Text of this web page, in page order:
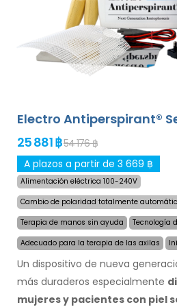
envío exprés a nivel
devolución de dinero en caso
Las intrucciones de uso estan
Electro Antiperspirant®
25 881 ฿54 176 ฿
A plazos a partir de 3 669 ฿
Alimentación eléctrica 100-240V
Cambio de polaridad totalmente
Terapia de manos sin ayuda
Tecnología
Adecuado para la terapia de las axilas
Un dispositivo de nueva
más duraderos especialmente
mujeres y pacientes con piel